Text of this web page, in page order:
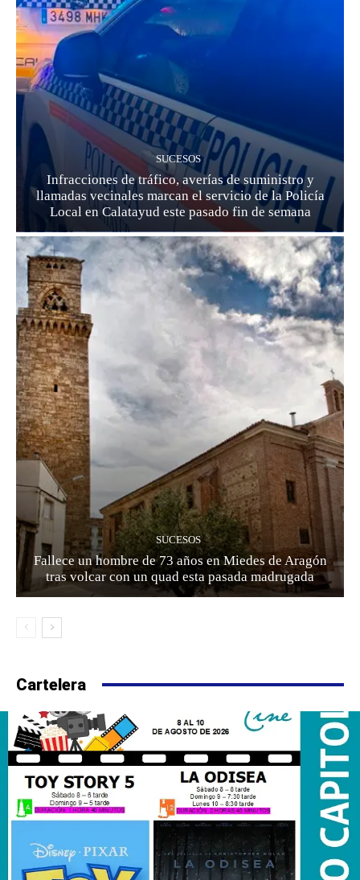
SUCESOS
Infracciones de tráfico, averías de suministro y
llamadas vecinales marcan el servicio de la Policía
Local en Calatayud este pasado fin de semana
SUCESOS
Fallece un hombre de 73 años en Miedes de Aragón
tras volcar con un quad esta pasada madrugada
Cartelera